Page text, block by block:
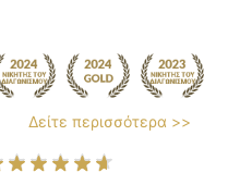
Δείτε περισσότερα >>